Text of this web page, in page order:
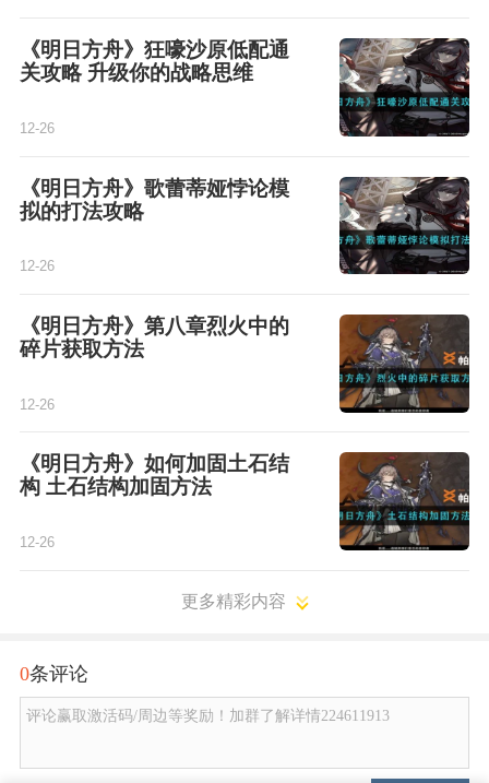
《明日方舟》狂嚎沙原低配通
关攻略 升级你的战略思维
12-26
《明日方舟》歌蕾蒂娅悖论模
拟的打法攻略
12-26
《明日方舟》第八章烈火中的
碎片获取方法
12-26
《明日方舟》如何加固土石结
构 土石结构加固方法
12-26
更多精彩内容
0条评论
评论赢取激活码/周边等奖励！加群了解详情224611913